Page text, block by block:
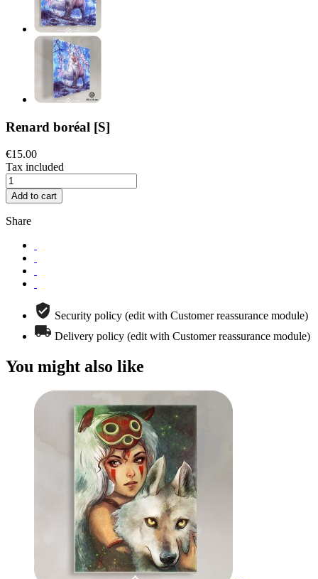
Renard boréal [S]
€15.00
Tax included
Add to cart
Share
Security policy (edit with Customer reassurance module)
Delivery policy (edit with Customer reassurance module)
You might also like